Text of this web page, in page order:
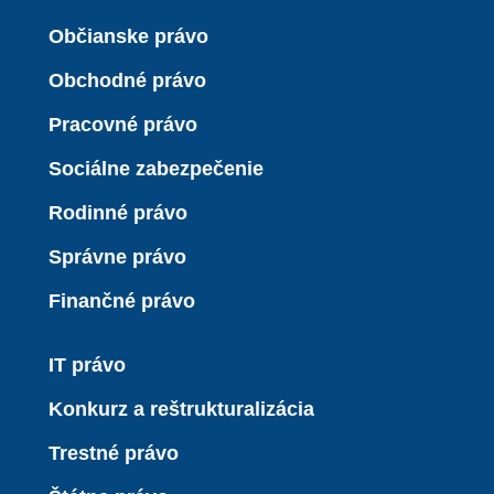
Občianske právo
Obchodné právo
Pracovné právo
Sociálne zabezpečenie
Rodinné právo
Správne právo
Finančné právo
IT právo
Konkurz a reštrukturalizácia
Trestné právo